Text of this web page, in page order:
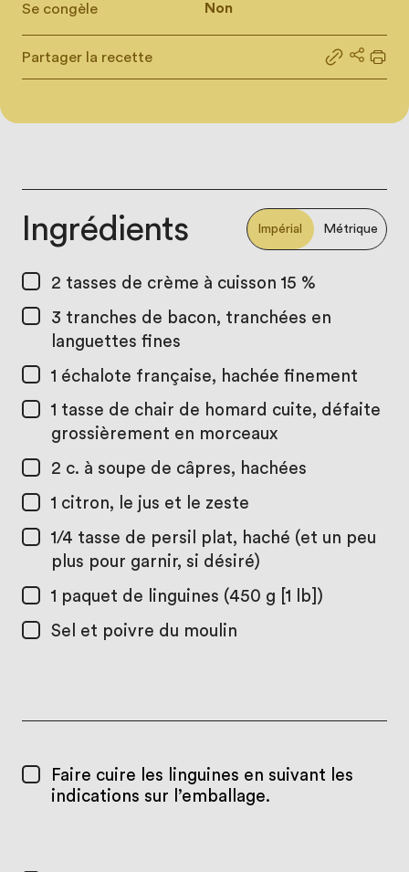
Se congèle Non
Partager la recette
Partager
Ingrédients Impérial Métrique
2 tasses de crème à cuisson 15 %
3 tranches de bacon, tranchées en
languettes fines
1 échalote française, hachée finement
1 tasse de chair de homard cuite, défaite
grossièrement en morceaux
2 c. à soupe de câpres, hachées
1 citron, le jus et le zeste
1/4 tasse de persil plat, haché (et un peu
plus pour garnir, si désiré)
1 paquet de linguines (450 g [1 lb])
Sel et poivre du moulin
Faire cuire les linguines en suivant les
indications sur l’emballage.